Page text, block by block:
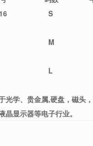
S
M
L
光学、贵金属,硬盘，磁头
晶显示器等电子行业。